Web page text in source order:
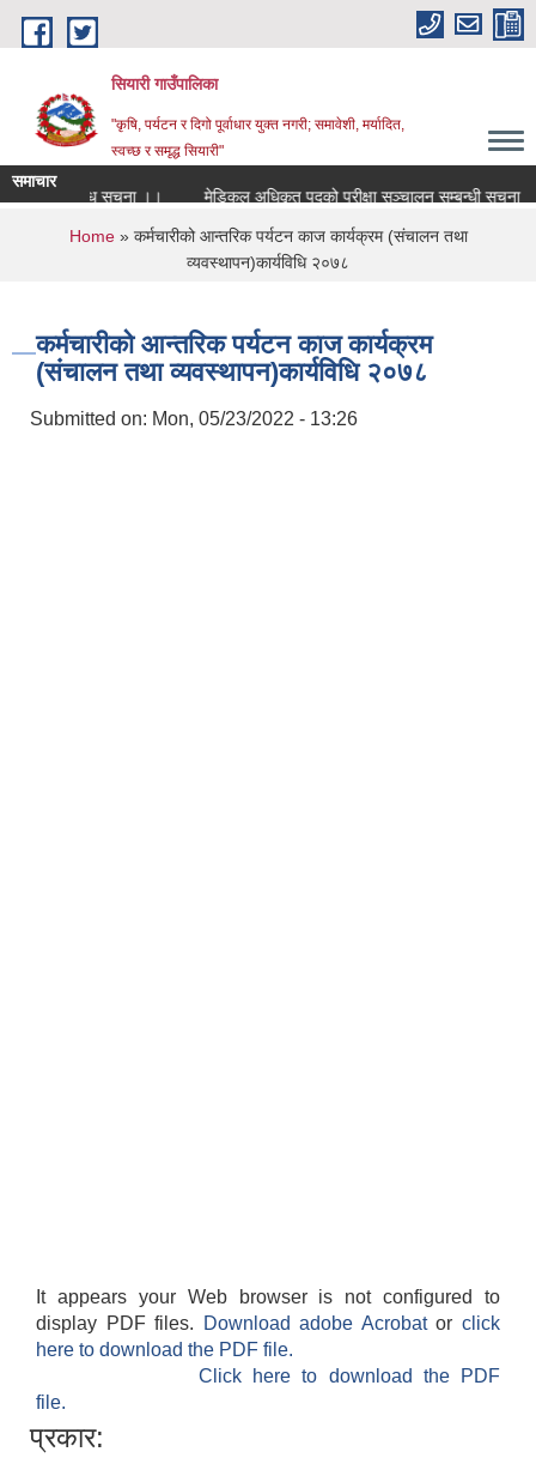
Skip to main content
सियारी गाउँपालिका
"कृषि, पर्यटन र दिगो पूर्वाधार युक्त नगरी; समावेशी, मर्यादित,
स्वच्छ र समृद्ध सियारी"
समाचार
नतिजा प्रकाशन सम्बन्धि सुचना ।।
मेडिकल अधिकृत पदको परीक्षा सञ्चालन सम्बन्धी सूचना
You are here
Home» कर्मचारीको आन्तरिक पर्यटन काज कार्यक्रम (संचालन तथा
व्यवस्थापन)कार्यविधि २०७८
कर्मचारीको आन्तरिक पर्यटन काज कार्यक्रम
(संचालन तथा व्यवस्थापन)कार्यविधि २०७८
Submitted on: Mon, 05/23/2022 - 13:26
It appears your Web browser is not configured to
display PDF files.
Download adobe Acrobatorclick
here to download the PDF file.
Click here to download the PDF
file.
प्रकार: